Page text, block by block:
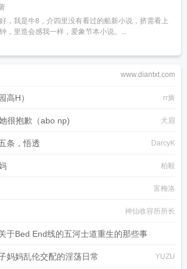
，我是牛8，介四里没有看过的船新小说，挤需看上
，里造会感我一样，爱象节本小说。...
www.diantxt.com
高H） rr旖
很抱歉（abo np) 犬眉
条，悟透 DarcyK
柏毅
富梅洛
神仙收容所所长
于Bed End线的五河士道重生的那些事
虚无圣母
妈妈乱伦交配的淫荡日常 YUZU